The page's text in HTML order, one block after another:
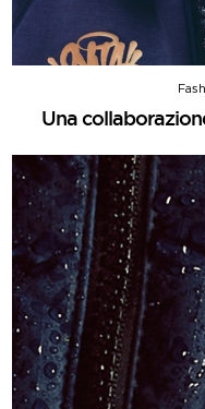
Una